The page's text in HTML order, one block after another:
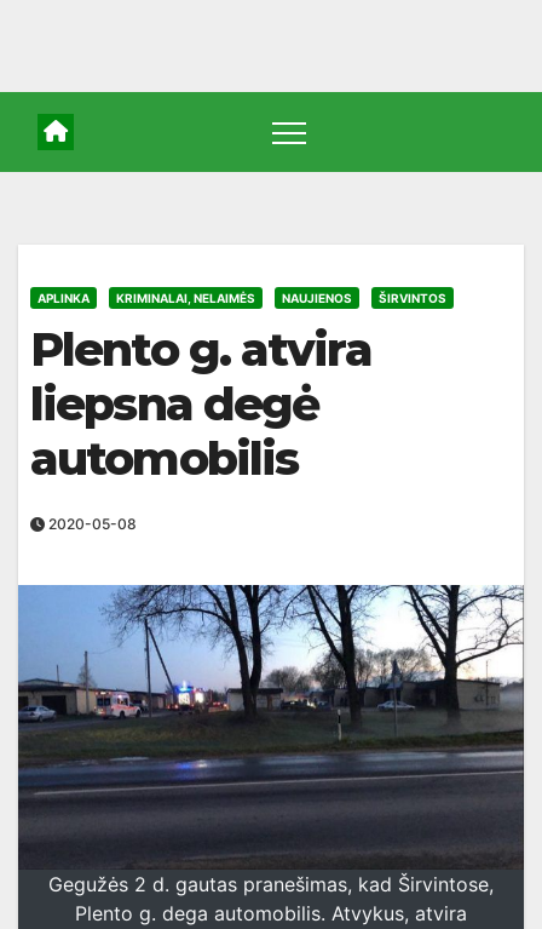
APLINKA KRIMINALAI, NELAIMĖS NAUJIENOS ŠIRVINTOS
Plento g. atvira
liepsna degė
automobilis
2020-05-08
Gegužės 2 d. gautas pranešimas, kad Širvintose,
Plento g. dega automobilis. Atvykus, atvira